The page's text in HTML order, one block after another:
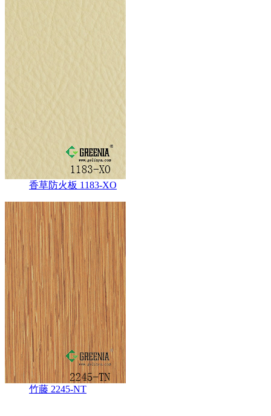
香草防火板 1183-XO
竹藤 2245-NT